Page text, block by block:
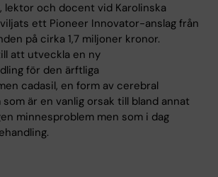
lektor och docent vid Karolinska
ett Pioneer Innovator-anslag från
på cirka 1,7 miljoner kronor.
att utveckla en ny
för den ärftliga
cadasil, en form av cerebral
är en vanlig orsak till bland annat
minnesproblem men som i dag